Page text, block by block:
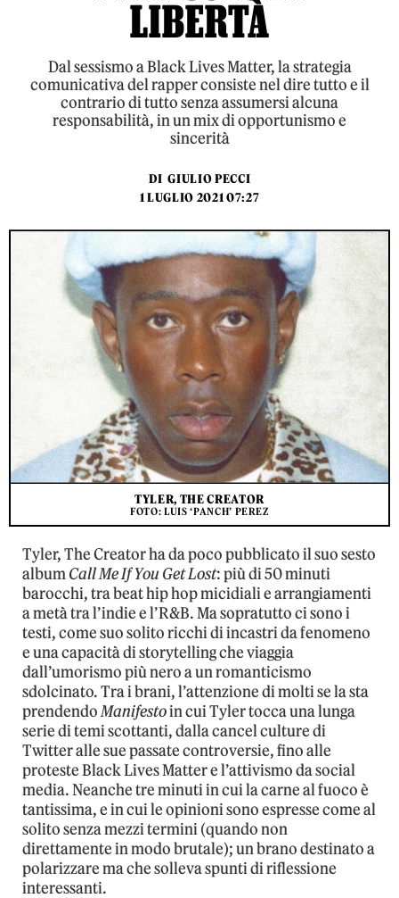
LIBERTÀ
Dal sessismo a Black Lives Matter, la strategia
comunicativa del rapper consiste nel dire tutto e il
contrario di tutto senza assumersi alcuna
responsabilità, in un mix di opportunismo e
sincerità
DI GIULIO PECCI
1 LUGLIO 2021 07:27
TYLER, THE CREATOR
FOTO: LUIS ‘PANCH’ PEREZ
Tyler, The Creator ha da poco pubblicato il suo sesto
albumCall Me If You Get Lost: più di 50 minuti
barocchi, tra beat hip hop micidiali e arrangiamenti
a metà tra l’indie e l’R&B. Ma sopratutto ci sono i
testi, come suo solito ricchi di incastri da fenomeno
e una capacità di storytelling che viaggia
dall’umorismo più nero a un romanticismo
sdolcinato. Tra i brani, l’attenzione di molti se la sta
prendendoManifestoin cui Tyler tocca una lunga
serie di temi scottanti, dalla cancel culture di
Twitter alle sue passate controversie, fino alle
proteste Black Lives Matter e l’attivismo da social
media. Neanche tre minuti in cui la carne al fuoco è
tantissima, e in cui le opinioni sono espresse come al
solito senza mezzi termini (quando non
direttamente in modo brutale); un brano destinato a
polarizzare ma che solleva spunti di riflessione
interessanti.